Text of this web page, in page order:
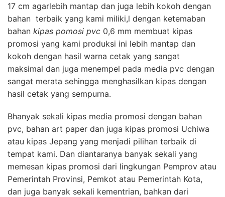
17 cm agarlebih mantap dan juga lebih kokoh dengan
bahan terbaik yang kami miliki,l dengan ketemaban
bahan kipas pomosi pvc 0,6 mm membuat kipas
promosi yang kami produksi ini lebih mantap dan
kokoh dengan hasil warna cetak yang sangat
maksimal dan juga menempel pada media pvc dengan
sangat merata sehingga menghasilkan kipas dengan
hasil cetak yang sempurna.
Bhanyak sekali kipas media promosi dengan bahan
pvc, bahan art paper dan juga kipas promosi Uchiwa
atau kipas Jepang yang menjadi pilihan terbaik di
tempat kami. Dan diantaranya banyak sekali yang
memesan kipas promosi dari lingkungan Pemprov atau
Pemerintah Provinsi, Pemkot atau Pemerintah Kota,
dan juga banyak sekali kementrian, bahkan dari